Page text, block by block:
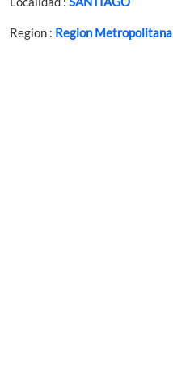
Region : Region Metropolitana